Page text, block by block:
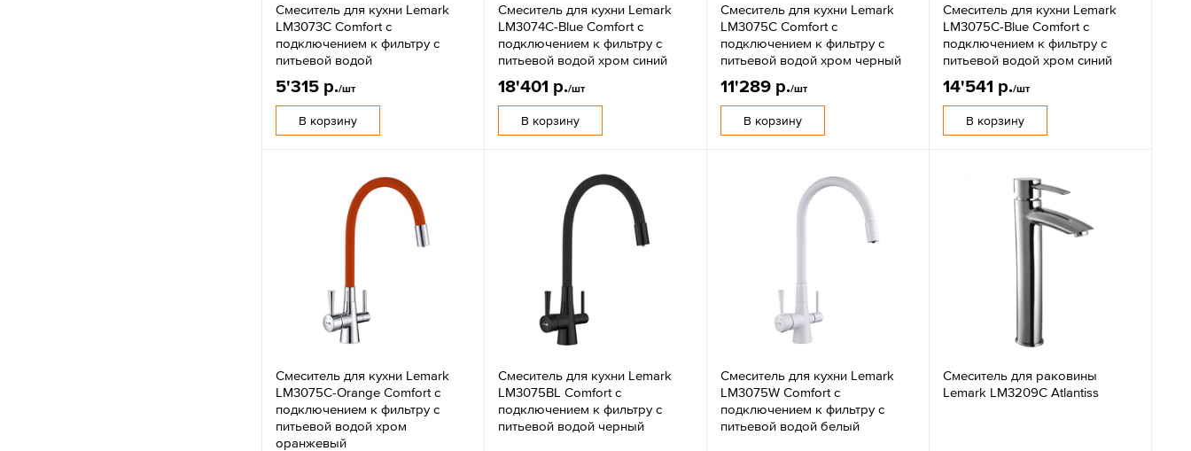
Смеситель для кухни Lemark
LM3073C Comfort с
подключением к фильтру с
питьевой водой
5'315 р./шт
В корзину
Смеситель для кухни Lemark
LM3074C-Blue Comfort с
подключением к фильтру с
питьевой водой хром синий
18'401 р./шт
В корзину
Смеситель для кухни Lemark
LM3075C Comfort с
подключением к фильтру с
питьевой водой хром черный
11'289 р./шт
В корзину
Смеситель для кухни Lemark
LM3075C-Blue Comfort с
подключением к фильтру с
питьевой водой хром синий
14'541 р./шт
В корзину
Смеситель для кухни Lemark
LM3075C-Orange Comfort с
подключением к фильтру с
питьевой водой хром
оранжевый
Смеситель для кухни Lemark
LM3075BL Comfort с
подключением к фильтру с
питьевой водой черный
Смеситель для кухни Lemark
LM3075W Comfort с
подключением к фильтру с
питьевой водой белый
Смеситель для раковины
Lemark LM3209C Atlantiss